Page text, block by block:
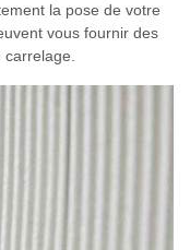
la pose de votre
vous fournir des